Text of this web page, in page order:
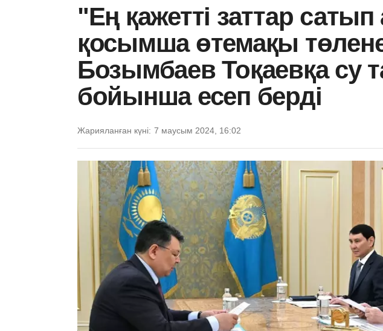
"Ең қажетті заттар сатып
қосымша өтемақы
Бозымбаев Тоқаевқа су
бойынша есеп берді
Жарияланған күні: 7 маусым 2024, 16:02